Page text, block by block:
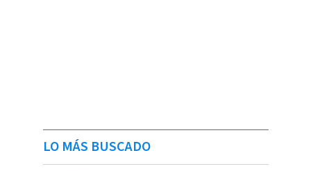
LO MÁS BUSCADO